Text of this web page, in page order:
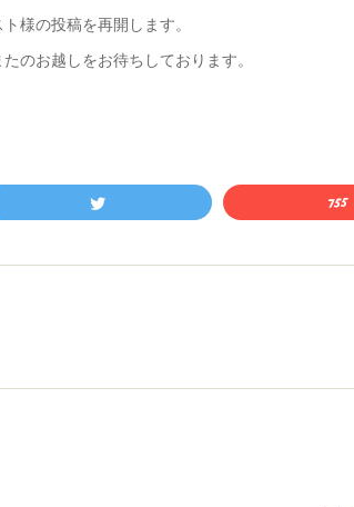
様の投稿を再開します。
のお越しをお待ちしております。